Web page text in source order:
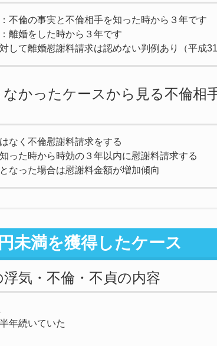
不倫の事実と不倫相手を知った時から３年です
離婚をした時から３年です
して離婚慰謝料請求は認めない判例あり（平成
かったケースから見る不倫相
なく不倫慰謝料請求をする
った時から時効の３年以内に慰謝料請求する
なった場合は慰謝料金額が増加傾向
未満を獲得したケース
気・不倫・不貞の内容
年続いていた